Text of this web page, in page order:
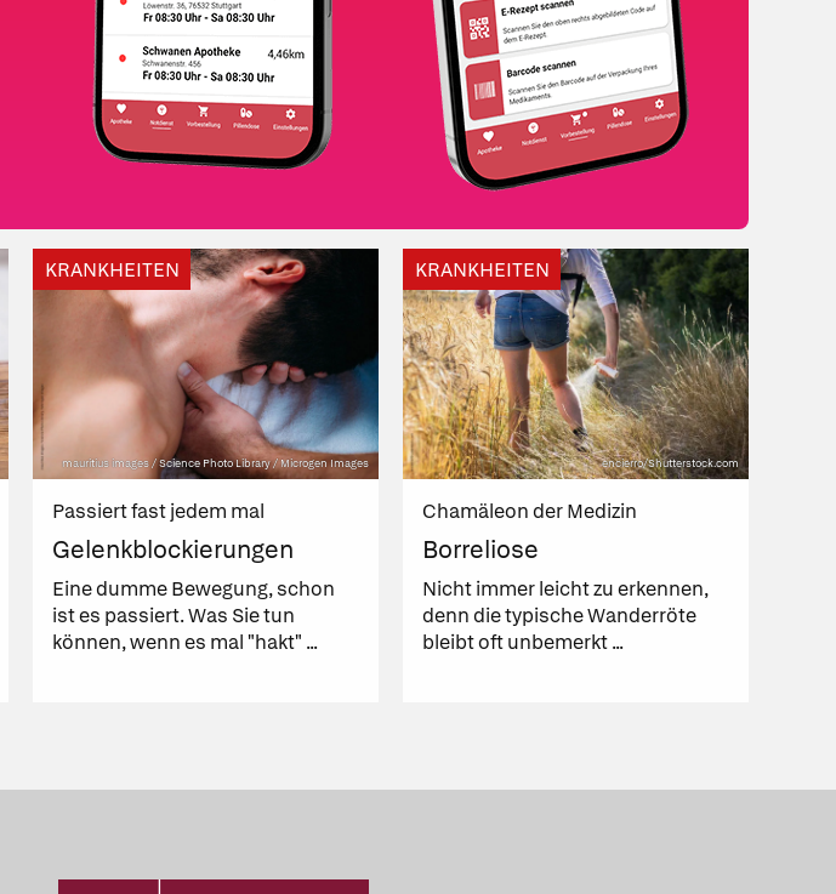
KRANKHEITEN
mauritius images / Science Photo Library / Microgen Images
Passiert fast jedem mal
Gelenkblockierungen
Eine dumme Bewegung, schon
ist es passiert. Was Sie tun
können, wenn es mal "hakt" ...
KRANKHEITEN
encierro/Shutterstock.com
Chamäleon der Medizin
Borreliose
Nicht immer leicht zu erkennen,
denn die typische Wanderröte
bleibt oft unbemerkt ...